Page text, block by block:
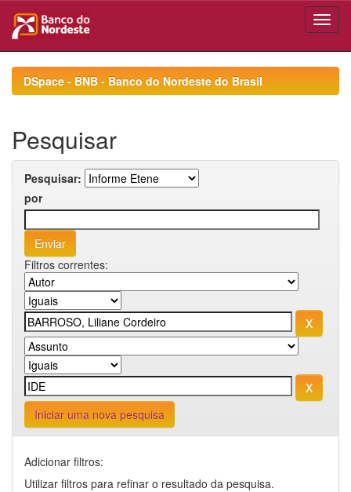
navigationDSpace - BNB - Banco do Nordeste do Brasil
Pesquisar
Pesquisar:
por
Filtros correntes:
Iniciar uma nova pesquisa
Adicionar filtros:
Utilizar filtros para refinar o resultado da pesquisa.